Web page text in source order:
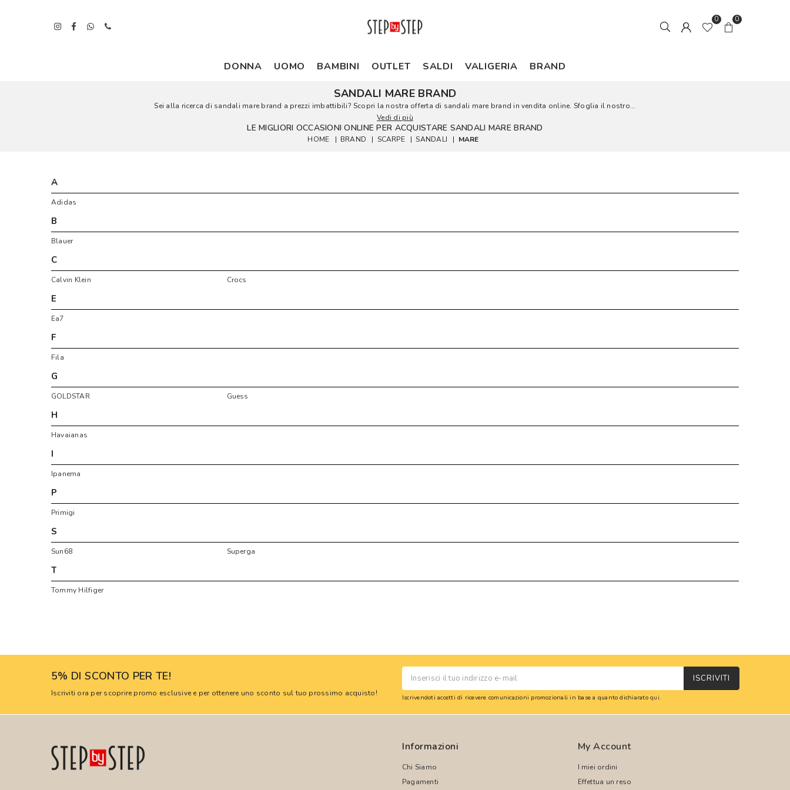
0 0
DONNA UOMO BAMBINI OUTLET SALDI VALIGERIA BRAND
SANDALI MARE BRAND
Sei alla ricerca di sandali mare brand a prezzi imbattibili? Scopri la nostra offerta di sandali mare brand in vendita online. Sfoglia il nostro...
Vedi di più
LE MIGLIORI OCCASIONI ONLINE PER ACQUISTARE SANDALI MARE BRAND
HOME | BRAND | SCARPE | SANDALI | MARE
A
Adidas
B
Blauer
C
Calvin Klein Crocs
E
Ea7
F
Fila
G
GOLDSTAR Guess
H
Havaianas
I
Ipanema
P
Primigi
S
Sun68 Superga
T
Tommy Hilfiger
5% DI SCONTO PER TE!
Iscriviti ora per scoprire promo esclusive e per ottenere uno sconto sul tuo prossimo acquisto!
ISCRIVITI
Iscrivendoti accetti di ricevere comunicazioni promozionali in base a quanto dichiaratoqui.
Informazioni
Chi Siamo
Pagamenti
My Account
I miei ordini
Effettua un reso